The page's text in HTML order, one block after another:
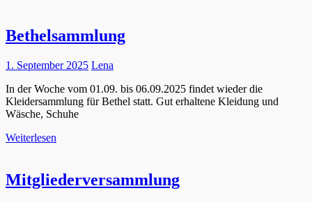
Bethelsammlung
1. September 2025 Lena
In der Woche vom 01.09. bis 06.09.2025 findet wieder die
Kleidersammlung für Bethel statt. Gut erhaltene Kleidung und
Wäsche, Schuhe
Weiterlesen
Mitgliederversammlung